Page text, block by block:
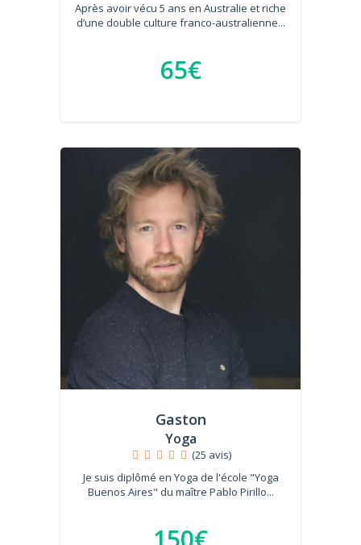
Après avoir vécu 5 ans en Australie et riche
d’une double culture franco-australienne...
65€
Gaston
Yoga
(25 avis)
Je suis diplômé en Yoga de l'école "Yoga
Buenos Aires" du maître Pablo Pirillo...